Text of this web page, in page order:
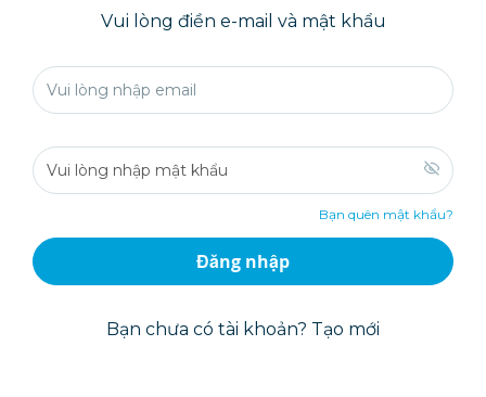
Vui lòng điền e-mail và mật khẩu
Bạn quên mật khẩu?
Đăng nhập
Bạn chưa có tài khoản? Tạo mới